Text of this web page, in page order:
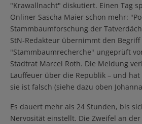
"Krawallnacht" diskutiert. Einen Tag
Onliner Sascha Maier schon mehr:
Stammbaumforschung der
StN-Redakteur übernimmt den
"Stammbaumrecherche" ungeprüft
Stadtrat Marcel Roth. Die Meldung
Lauffeuer über die Republik – und
sie ist falsch (siehe dazu oben
Es dauert mehr als 24 Stunden, bis
Nervosität einstellt. Die Zweifel an